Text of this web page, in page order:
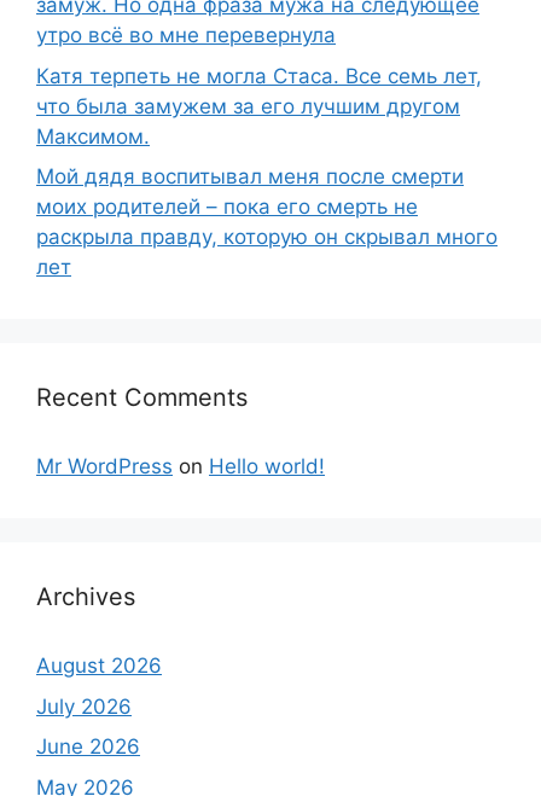
замуж. Но одна фраза мужа на следующее
утро всё во мне перевернула
Катя терпеть не могла Стаса. Все семь лет,
что была замужем за его лучшим другом
Максимом.
Мой дядя воспитывал меня после смерти
моих родителей – пока его смерть не
раскрыла правду, которую он скрывал много
лет
Recent Comments
Mr WordPress on Hello world!
Archives
August 2026
July 2026
June 2026
May 2026